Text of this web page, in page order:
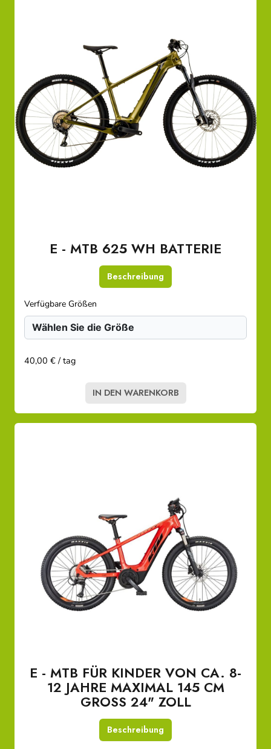
E - MTB 625 WH BATTERIE
Beschreibung
Verfügbare Größen
40,00 € / tag
IN DEN WARENKORB
E - MTB FÜR KINDER VON CA. 8-
12 JAHRE MAXIMAL 145 CM
GROSS 24" ZOLL
Beschreibung